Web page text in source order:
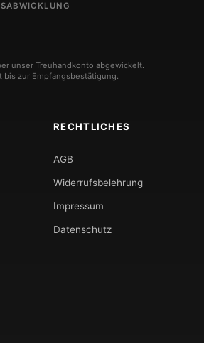
unser Treuhandkonto abgewickelt.
bis zur Empfangsbestätigung.
RECHTLICHES
AGB
Widerrufsbelehrung
Impressum
Datenschutz